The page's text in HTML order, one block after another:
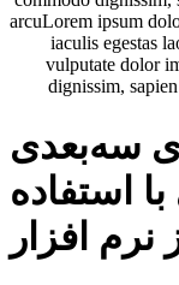
arcuLorem ipsum
iaculis egestas
vulputate dolor
dignissim,
سه‌بعدی
استفاده